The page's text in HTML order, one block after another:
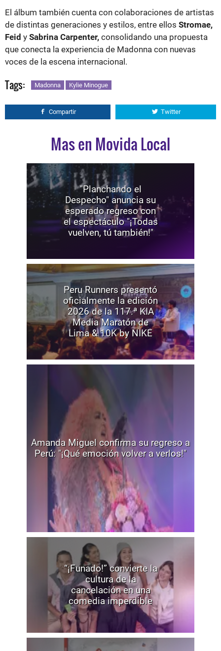
El álbum también cuenta con colaboraciones de artistas
de distintas generaciones y estilos, entre ellos Stromae,
Feid y Sabrina Carpenter, consolidando una propuesta
que conecta la experiencia de Madonna con nuevas
voces de la escena internacional.
Tags: Madonna Kylie Minogue
Compartir Twitter
Mas en Movida Local
"Planchando el
Despecho" anuncia su
esperado regreso con
el espectáculo "¡Todas
vuelven, tú también!"
Peru Runners presentó
oficialmente la edición
2026 de la 117.ª KIA
Media Maratón de
Lima & 10K by NIKE
Amanda Miguel confirma su regreso a
Perú: "¡Qué emoción volver a verlos!"
“¡Funado!” convierte la
cultura de la
cancelación en una
comedia imperdible